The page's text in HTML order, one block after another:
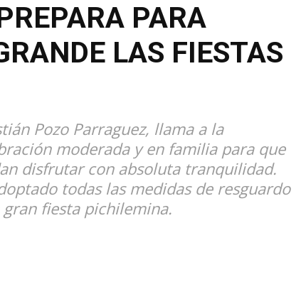
PARA
LAS FIESTAS
Pozo Parraguez, llama a la
moderada y en familia para que
disfrutar con absoluta tranquilidad.
todas las medidas de resguardo
fiesta pichilemina.